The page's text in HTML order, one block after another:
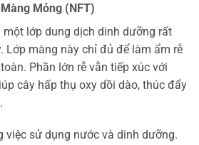
Mỏng (NFT)
một lớp dung dịch dinh dưỡng rất
Lớp màng này chỉ đủ để làm ẩm rễ
Phần lớn rễ vẫn tiếp xúc với
cây hấp thụ oxy dồi dào, thúc đẩy
việc sử dụng nước và dinh dưỡng.